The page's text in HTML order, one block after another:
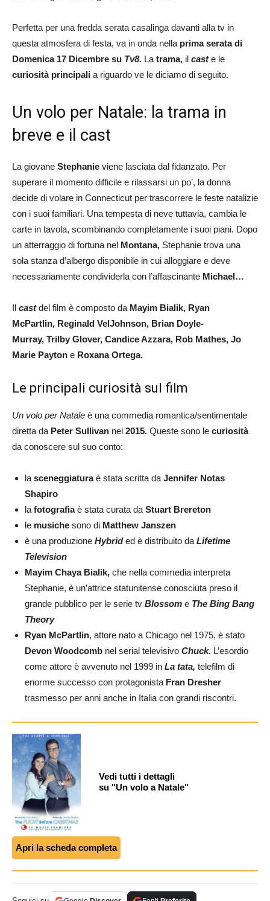
Perfetta per una fredda serata casalinga davanti alla tv in
questa atmosfera di festa, va in onda nella prima serata di
Domenica 17 Dicembre su Tv8. La trama, il caste le
curiosità principali a riguardo ve le diciamo di seguito.
Un volo per Natale: la trama in
breve e il cast
La giovane Stephanie viene lasciata dal fidanzato. Per
superare il momento difficile e rilassarsi un po’, la donna
decide di volare in Connecticut per trascorrere le feste natalizie
con i suoi familiari. Una tempesta di neve tuttavia, cambia le
carte in tavola, scombinando completamente i suoi piani. Dopo
un atterraggio di fortuna nel Montana, Stephanie trova una
sola stanza d’albergo disponibile in cui alloggiare e deve
necessariamente condividerla con l’affascinante Michael…
Il castdel film è composto da Mayim Bialik, Ryan
McPartlin, Reginald VelJohnson, Brian Doyle-
Murray, Trilby Glover, Candice Azzara, Rob Mathes, Jo
Marie Payton e Roxana Ortega.
Le principali curiosità sul film
Un volo per Natale è una commedia romantica/sentimentale
diretta da Peter Sullivan nel 2015. Queste sono le curiosità
da conoscere sul suo conto:
la sceneggiaturaè stata scritta da Jennifer Notas
Shapiro
la fotografiaè stata curata da Stuart Brereton
le musiche sono di Matthew Janszen
è una produzione Hybrided è distribuito da Lifetime
Television
Mayim Chaya Bialik, che nella commedia interpreta
Stephanie, è un’attrice statunitense conosciuta preso il
grande pubblico per le serie tv Blossom e The Bing Bang
Theory
Ryan McPartlin, attore nato a Chicago nel 1975, è stato
Devon Woodcomb nel serial televisivo Chuck. L’esordio
come attore è avvenuto nel 1999 in La tata, telefilm di
enorme successo con protagonista Fran Dresher
trasmesso per anni anche in Italia con grandi riscontri.
Vedi tutti i dettagli
su "Un volo a Natale"
Apri la scheda completa